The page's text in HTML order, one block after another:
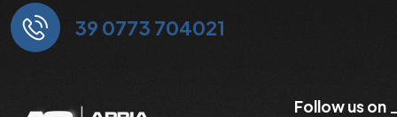
39 0773 704021
Follow us on